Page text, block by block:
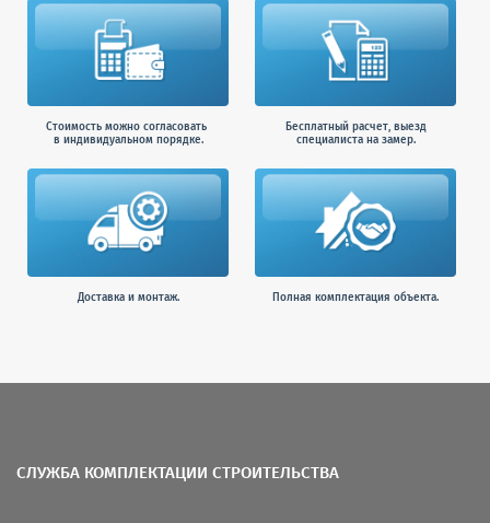
Стоимость можно согласовать
в индивидуальном порядке.
Бесплатный расчет, выезд
специалиста на замер.
Доставка и монтаж. Полная комплектация объекта.
СЛУЖБА КОМПЛЕКТАЦИИ СТРОИТЕЛЬСТВА